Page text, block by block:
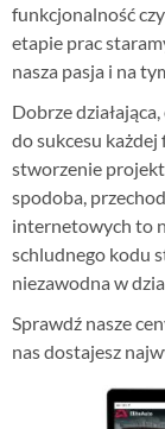
funkcjonalność
etapie prac
nasza pasja i na
Dobrze
do sukcesu
stworzenie
spodoba,
internetowych to
schludnego kodu
niezawodna w
Sprawdź nasze
nas dostajesz